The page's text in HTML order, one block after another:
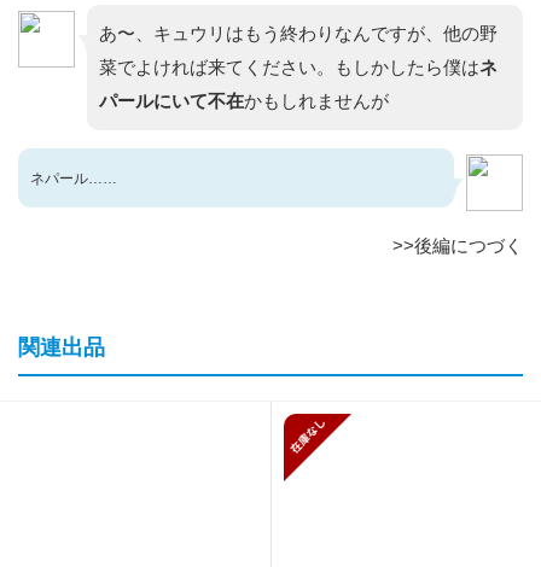
あ〜、キュウリはもう終わりなんですが、他の野
菜でよければ来てください。もしかしたら僕はネ
パールにいて不在かもしれませんが
ネパール……
>>後編につづく
関連出品